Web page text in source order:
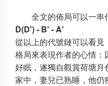
全文的佈局可以一串
D(D') - B' - A'
從以上的代號鏈可以看
格局來表現作者的心情
好眠，遂獨自觀賞荷塘
家中，妻兒已熟睡，他